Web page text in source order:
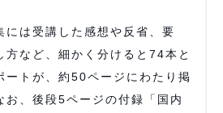
は受講した感想や反省、要
方など、細かく分けると74本と
ートが、約50ページにわたり掲
お、後段5ページの付録「国内